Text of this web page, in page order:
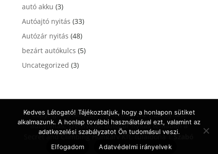
autó akku (3)
Autóajtó nyitás (33)
Autózár nyitás (48)
bezárt autókulcs (5)
Uncategorized (3)
Copyright © Minden jog fenntartva | Zárnyitás,
autónyitás, széfnyitás, autózár nyitás témában a
Secret and Climbing Hungary Kft. tulajdona |Szabó
Dénes
Kedves Látogató! Tájékoztatjuk, hogy a honlapon sütiket
alkalmazunk. A honlap további használatával ezt, valamint az
adatkezelési szabályzatot Ön tudomásul veszi.
Elfogadom
Adatvédelmi irányelvek